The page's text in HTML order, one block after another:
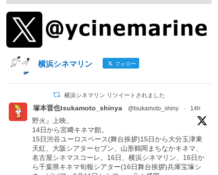
横浜シネマリン フォロー
横浜シネマリン リツイートされました
塚本晋也tsukamoto_shinya @tsukamoto_shiny · 14h
野火』上映。
14日から宮﨑キネマ館。
15日渋谷ユーロスペース(舞台挨拶)15日から大分玉津東
天紅、大阪シアターセブン、山形鶴岡まちなかキネマ、
名古屋シネマスコーレ。16日、横浜シネマリン、16日か
ら千葉県キネマ旬報シアター(16日舞台挨拶)兵庫宝塚シ